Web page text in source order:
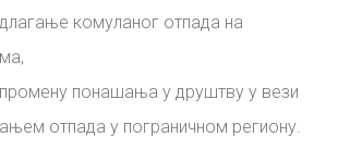
комуланог отпада на
понашања у друштву у вези
отпада у пограничном региону.